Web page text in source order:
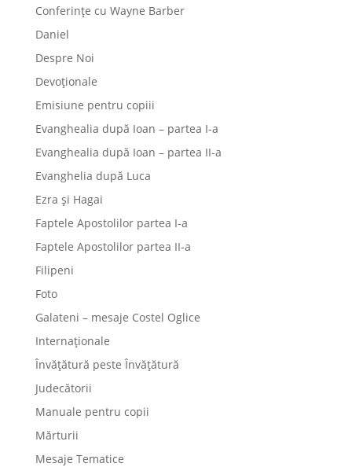
Conferințe cu Wayne Barber
Daniel
Despre Noi
Devoționale
Emisiune pentru copiii
Evanghealia după Ioan – partea I-a
Evanghealia după Ioan – partea II-a
Evanghelia după Luca
Ezra și Hagai
Faptele Apostolilor partea I-a
Faptele Apostolilor partea II-a
Filipeni
Foto
Galateni – mesaje Costel Oglice
Internaționale
Învățătură peste Învățătură
Judecătorii
Manuale pentru copii
Mărturii
Mesaje Tematice